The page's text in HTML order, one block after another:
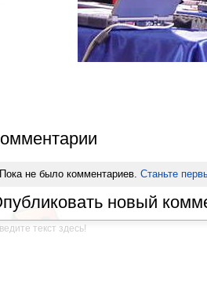
Пока не было комментариев. Станьте
новый